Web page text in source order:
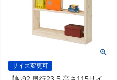
サイズ変更可